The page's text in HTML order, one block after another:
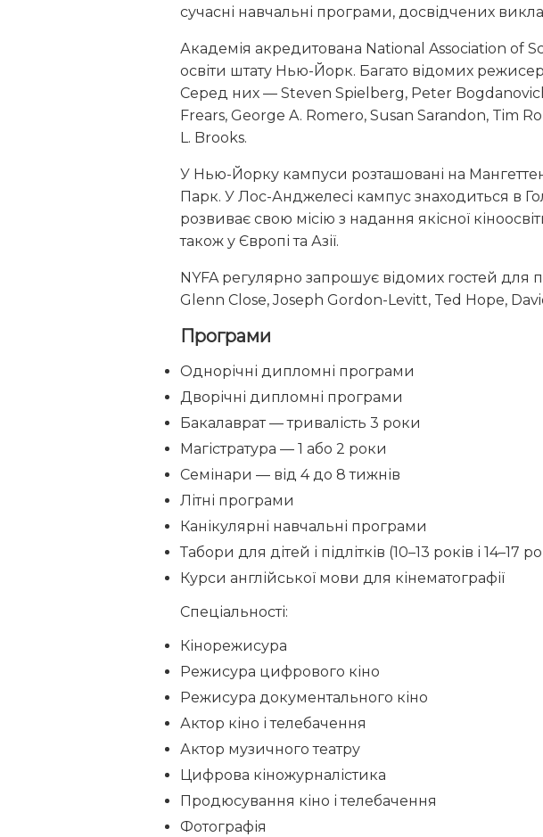
сучасні навчальні програми, досвідчених
Академія акредитована National Association of
освіти штату Нью-Йорк. Багато відомих
Серед них — Steven Spielberg, Peter
Frears, George A. Romero, Susan Sarandon, Tim
L. Brooks.
У Нью-Йорку кампуси розташовані на
Парк. У Лос-Анджелесі кампус знаходиться в
розвиває свою місію з надання якісної
також у Європі та Азії.
NYFA регулярно запрошує відомих гостей
Glenn Close,Joseph Gordon-Levitt, Ted Hope,
Програми
Однорічні дипломні програми
Дворічні дипломні програми
Бакалаврат — тривалість 3 роки
Магістратура — 1 або 2 роки
Семінари — від 4 до 8 тижнів
Літні програми
Канікулярні навчальні програми
Табори для дітей і підлітків (10–13 років і 14–17
Курси англійської мови для кінематографії
Спеціальності:
Кінорежисура
Режисура цифрового кіно
Режисура документального кіно
Актор кіно і телебачення
Актор музичного театру
Цифрова кіножурналістика
Продюсування кіно і телебачення
Фотографія